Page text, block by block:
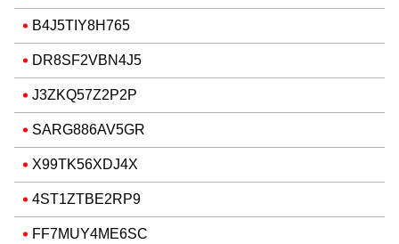
B4J5TIY8H765
DR8SF2VBN4J5
J3ZKQ57Z2P2P
SARG886AV5GR
X99TK56XDJ4X
4ST1ZTBE2RP9
FF7MUY4ME6SC